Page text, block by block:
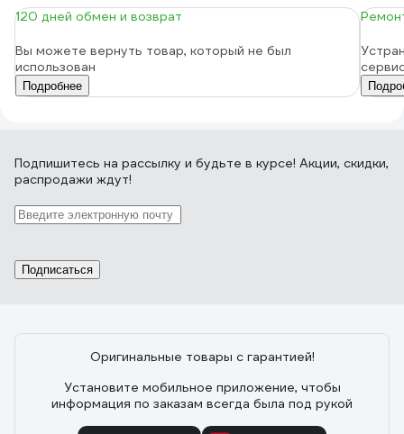
120 дней обмен и возврат
Вы можете вернуть товар, который не был
использован
Подробнее
Подпишитесь на рассылку и будьте в курсе! Акции, скидки,
распродажи ждут!
Подписаться
Оригинальные товары с гарантией!
Установите мобильное приложение, чтобы
информация по заказам всегда была под рукой